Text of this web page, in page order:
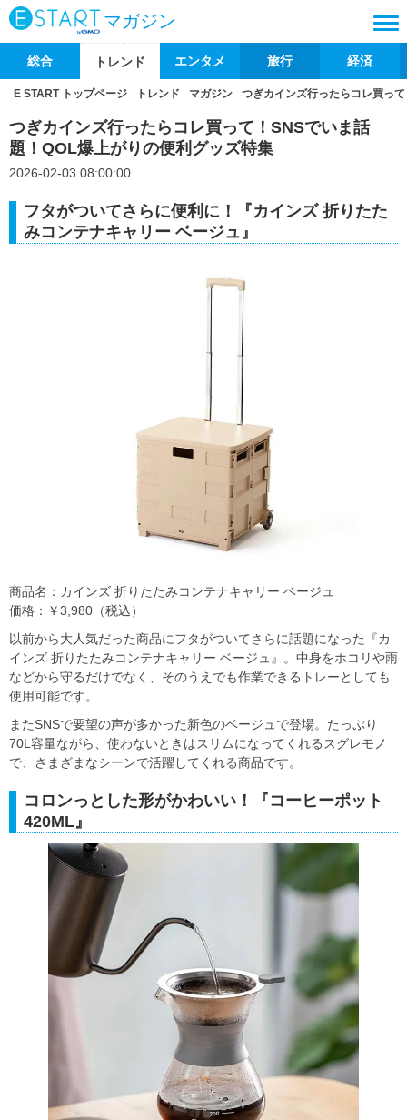
マガジン
総合 トレンド エンタメ 旅行 経済
E START トップページ トレンド マガジン つぎカインズ行ったらコレ買っ
つぎカインズ行ったらコレ買って！SNSでいま話
題！QOL爆上がりの便利グッズ特集
2026-02-03 08:00:00
フタがついてさらに便利に！『カインズ 折りたた
みコンテナキャリー ベージュ』
商品名：カインズ 折りたたみコンテナキャリー ベージュ
価格：￥3,980（税込）
以前から大人気だった商品にフタがついてさらに話題になった『カ
インズ 折りたたみコンテナキャリー ベージュ』。中身をホコリや雨
などから守るだけでなく、そのうえでも作業できるトレーとしても
使用可能です。
またSNSで要望の声が多かった新色のベージュで登場。たっぷり
70L容量ながら、使わないときはスリムになってくれるスグレモノ
で、さまざまなシーンで活躍してくれる商品です。
コロンっとした形がかわいい！『コーヒーポット
420ML』